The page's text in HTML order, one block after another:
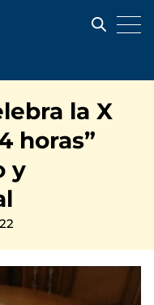
la X
horas”
y